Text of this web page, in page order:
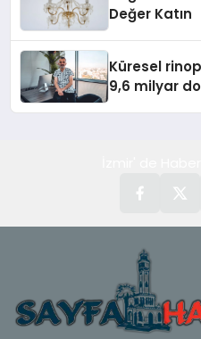
Değer Katın
Küresel
9,6 milyar